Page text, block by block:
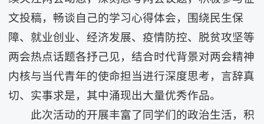
文投稿，畅谈自己的学习心得体会，围绕民生保
障、就业创业、经济发展、疫情防控、脱贫攻坚等
两会热点话题各抒己见，结合时代背景对两会精神
内核与当代青年的使命担当进行深度思考，言辞真
切、实事求是，其中涌现出大量优秀作品。
此次活动的开展丰富了同学们的政治生活，积